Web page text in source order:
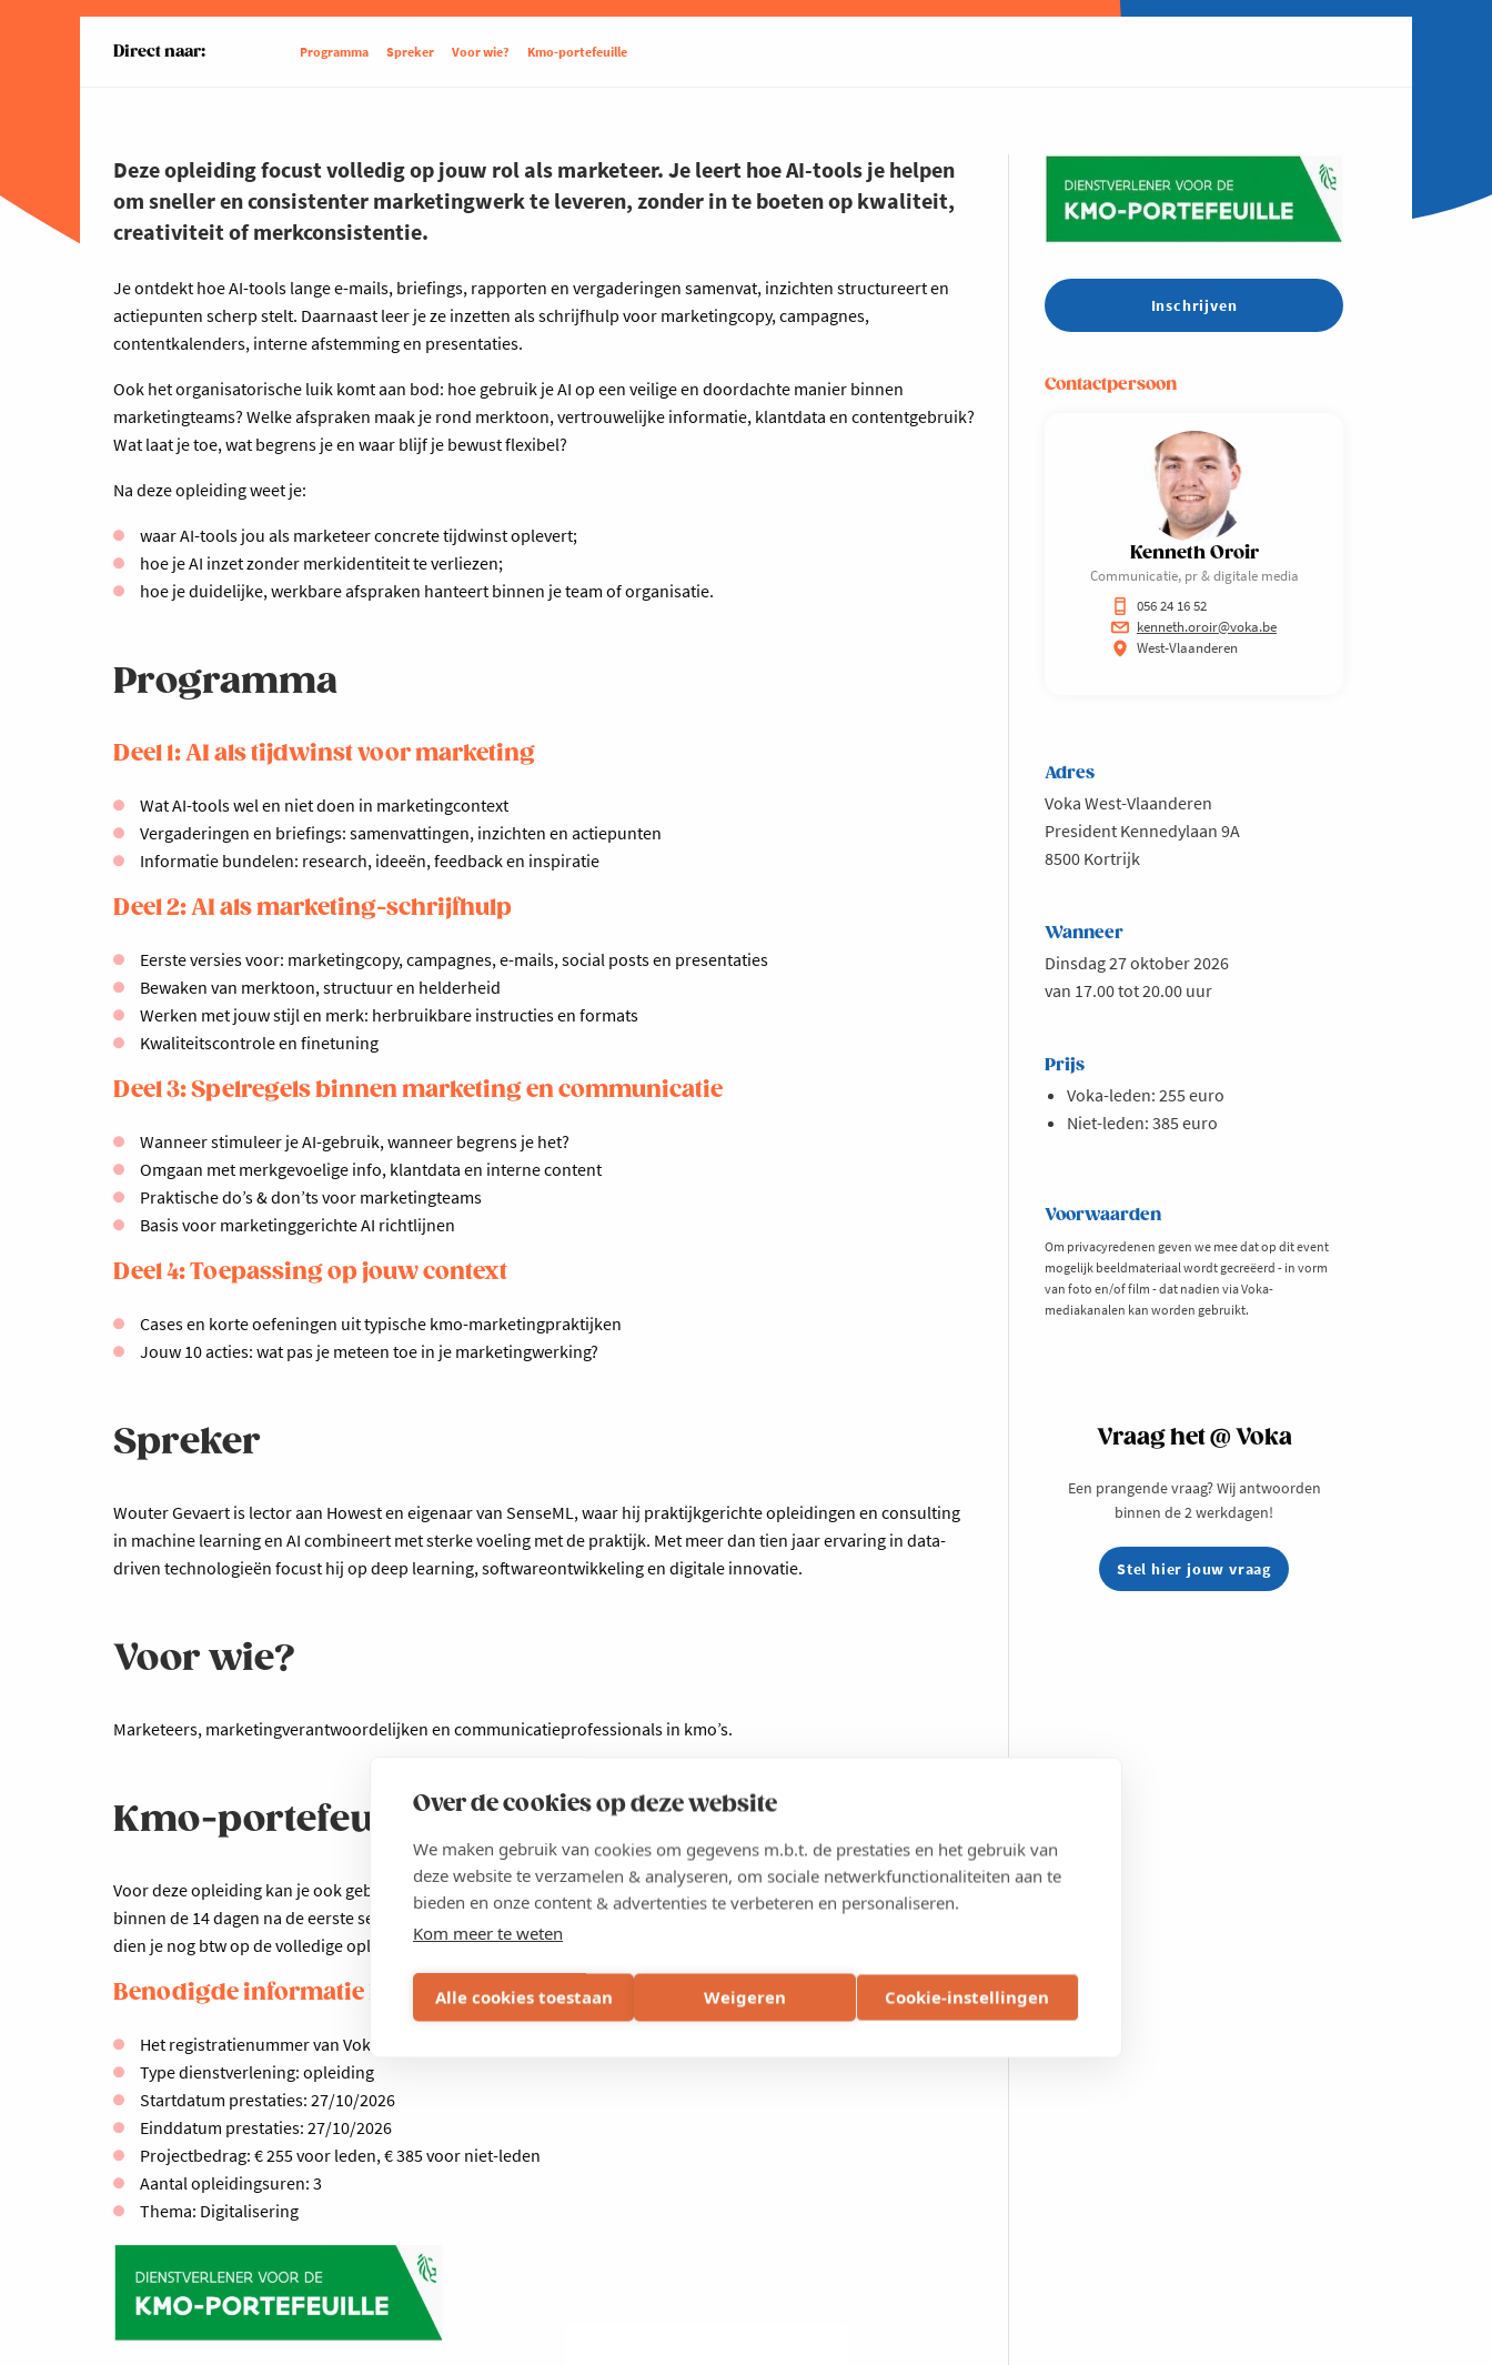
Over de cookies op deze website
We maken gebruik van cookies om gegevens m.b.t. de prestaties en het gebruik van
deze website te verzamelen & analyseren, om sociale netwerkfunctionaliteiten aan te
bieden en onze content & advertenties te verbeteren en personaliseren.
Kom meer te weten
Alle cookies toestaan Weigeren Cookie-instellingen
Direct naar: Programma Spreker Voor wie? Kmo-portefeuille
Deze opleiding focust volledig op jouw rol als marketeer. Je leert hoe AI-tools je helpen
om sneller en consistenter marketingwerk te leveren, zonder in te boeten op kwaliteit,
creativiteit of merkconsistentie.
Je ontdekt hoe AI-tools lange e-mails, briefings, rapporten en vergaderingen samenvat, inzichten structureert en
actiepunten scherp stelt. Daarnaast leer je ze inzetten als schrijfhulp voor marketingcopy, campagnes,
contentkalenders, interne afstemming en presentaties.
Ook het organisatorische luik komt aan bod: hoe gebruik je AI op een veilige en doordachte manier binnen
marketingteams? Welke afspraken maak je rond merktoon, vertrouwelijke informatie, klantdata en contentgebruik?
Wat laat je toe, wat begrens je en waar blijf je bewust flexibel?
Na deze opleiding weet je:
waar AI-tools jou als marketeer concrete tijdwinst oplevert;
hoe je AI inzet zonder merkidentiteit te verliezen;
hoe je duidelijke, werkbare afspraken hanteert binnen je team of organisatie.
Programma
Deel 1: AI als tijdwinst voor marketing
Wat AI-tools wel en niet doen in marketingcontext
Vergaderingen en briefings: samenvattingen, inzichten en actiepunten
Informatie bundelen: research, ideeën, feedback en inspiratie
Deel 2: AI als marketing-schrijfhulp
Eerste versies voor: marketingcopy, campagnes, e-mails, social posts en presentaties
Bewaken van merktoon, structuur en helderheid
Werken met jouw stijl en merk: herbruikbare instructies en formats
Kwaliteitscontrole en finetuning
Deel 3: Spelregels binnen marketing en communicatie
Wanneer stimuleer je AI-gebruik, wanneer begrens je het?
Omgaan met merkgevoelige info, klantdata en interne content
Praktische do’s & don’ts voor marketingteams
Basis voor marketinggerichte AI richtlijnen
Deel 4: Toepassing op jouw context
Cases en korte oefeningen uit typische kmo-marketingpraktijken
Jouw 10 acties: wat pas je meteen toe in je marketingwerking?
Spreker
Wouter Gevaert is lector aan Howest en eigenaar van SenseML, waar hij praktijkgerichte opleidingen en consulting
in machine learning en AI combineert met sterke voeling met de praktijk. Met meer dan tien jaar ervaring in data-
driven technologieën focust hij op deep learning, softwareontwikkeling en digitale innovatie.
Voor wie?
Marketeers, marketingverantwoordelijken en communicatieprofessionals in kmo’s.
Kmo-portefeuille
Voor deze opleiding kan je ook gebruikmaken van de kmo-portefeuille. Jouw aanvraag dient te gebeuren ten laatste
binnen de 14 dagen na de eerste sessie via
www.kmo-portefeuille.be. Indien je beroep doet op de kmo-portefeuille,
dien je nog btw op de volledige opleidingskost te betalen.
Benodigde informatie kmo-portefeuille
Het registratienummer van Voka – Kamer van Koophandel West-Vlaanderen: DV.O104126
Type dienstverlening: opleiding
Startdatum prestaties: 27/10/2026
Einddatum prestaties: 27/10/2026
Projectbedrag: € 255 voor leden, € 385 voor niet-leden
Aantal opleidingsuren: 3
Thema: Digitalisering
Inschrijven
Contactpersoon
Kenneth Oroir
Communicatie, pr & digitale media
056 24 16 52
kenneth.oroir@voka.be
West-Vlaanderen
Adres
Voka West-Vlaanderen
President Kennedylaan 9A
8500 Kortrijk
Wanneer
Dinsdag 27 oktober 2026
van 17.00 tot 20.00 uur
Prijs
Voka-leden: 255 euro
Niet-leden: 385 euro
Voorwaarden
Om privacyredenen geven we mee dat op dit event
mogelijk beeldmateriaal wordt gecreëerd - in vorm
van foto en/of film - dat nadien via Voka-
mediakanalen kan worden gebruikt.
Vraag het @ Voka
Een prangende vraag? Wij antwoorden
binnen de 2 werkdagen!
Stel hier jouw vraag